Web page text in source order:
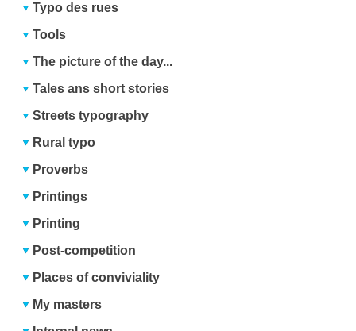
Typo des rues
Tools
The picture of the day...
Tales ans short stories
Streets typography
Rural typo
Proverbs
Printings
Printing
Post-competition
Places of conviviality
My masters